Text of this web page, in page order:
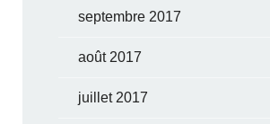
septembre 2017
août 2017
juillet 2017